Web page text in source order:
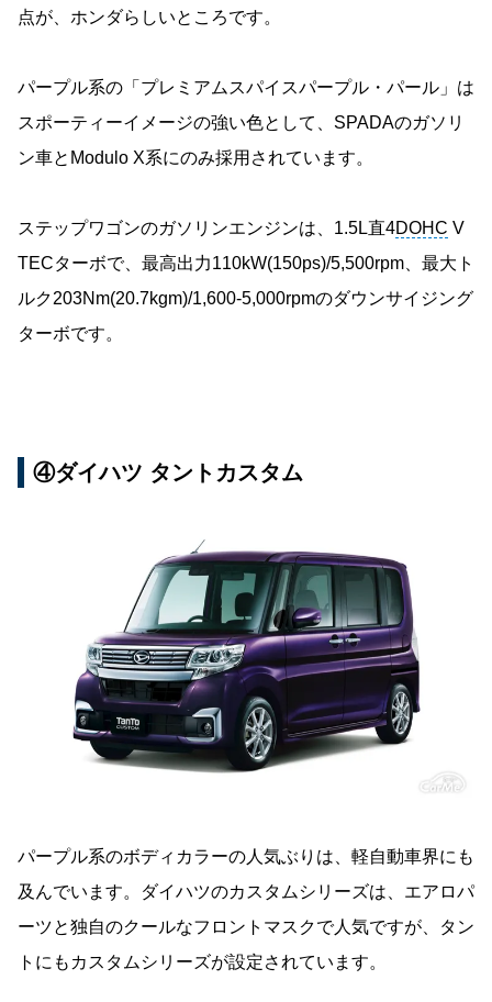
点が、ホンダらしいところです。
パープル系の「プレミアムスパイスパープル・パール」は
スポーティーイメージの強い色として、SPADAのガソリ
ン車とModulo X系にのみ採用されています。
ステップワゴンのガソリンエンジンは、1.5L直4DOHC V
TECターボで、最高出力110kW(150ps)/5,500rpm、最大ト
ルク203Nm(20.7kgm)/1,600-5,000rpmのダウンサイジング
ターボです。
④ダイハツ タントカスタム
パープル系のボディカラーの人気ぶりは、軽自動車界にも
及んでいます。ダイハツのカスタムシリーズは、エアロパ
ーツと独自のクールなフロントマスクで人気ですが、タン
トにもカスタムシリーズが設定されています。